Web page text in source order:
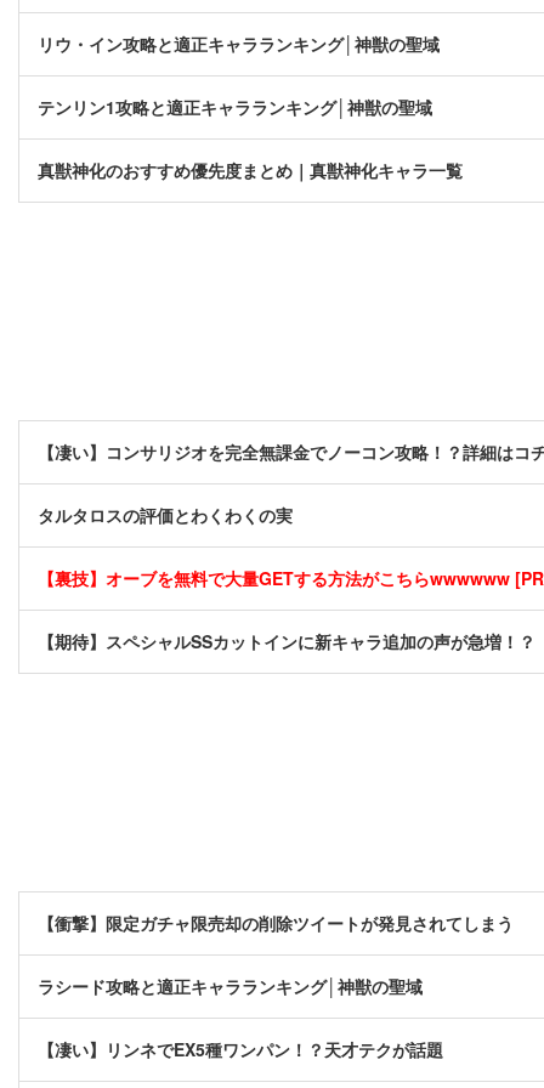
リウ・イン攻略と適正キャラランキング│神獣の聖域
テンリン1攻略と適正キャラランキング│神獣の聖域
真獣神化のおすすめ優先度まとめ｜真獣神化キャラ一覧
【凄い】コンサリジオを完全無課金でノーコン攻略！？詳細はコ
タルタロスの評価とわくわくの実
【裏技】オーブを無料で大量GETする方法がこちらwwwwww
【期待】スペシャルSSカットインに新キャラ追加の声が急増！？
【衝撃】限定ガチャ限売却の削除ツイートが発見されてしまう
ラシード攻略と適正キャラランキング│神獣の聖域
【凄い】リンネでEX5種ワンパン！？天才テクが話題